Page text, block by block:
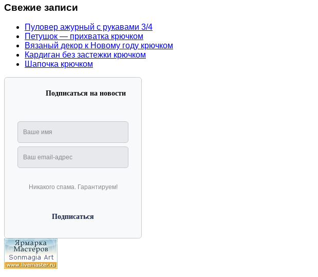
Свежие записи
Пуловер ажурный с рукавами 3/4
Петушок — прихватка крючком
Вязаный декор к Новому году крючком
Кардиган без застежки крючком
Шапочка крючком
Подписаться на новости
Никакого спама. Гарантируем!